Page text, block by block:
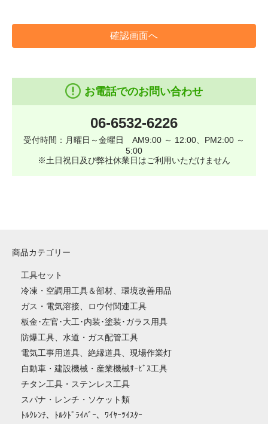
確認画面へ
お電話でのお問い合わせ
06-6532-6226
受付時間：月曜日～金曜日 AM9:00 ～ 12:00、PM2:00 ～
5:00
※土日祝日及び弊社休業日はご利用いただけません
商品カテゴリー
工具セット
冷凍・空調用工具＆部材、環境改善用品
ガス・電気溶接、ロウ付関連工具
板金･左官･大工･内装･塗装･ガラス用具
防爆工具、水道・ガス配管工具
電気工事用道具、絶縁道具、現場作業灯
自動車・建設機械・産業機械ｻｰﾋﾞｽ工具
チタン工具・ステンレス工具
スパナ・レンチ・ソケット類
ﾄﾙｸﾚﾝﾁ、ﾄﾙｸﾄﾞﾗｲﾊﾞｰ、ﾜｲﾔｰﾂｲｽﾀｰ